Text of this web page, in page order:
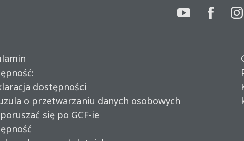
dostępności
o przetwarzaniu danych osobowych
poruszać się po GCF-ie